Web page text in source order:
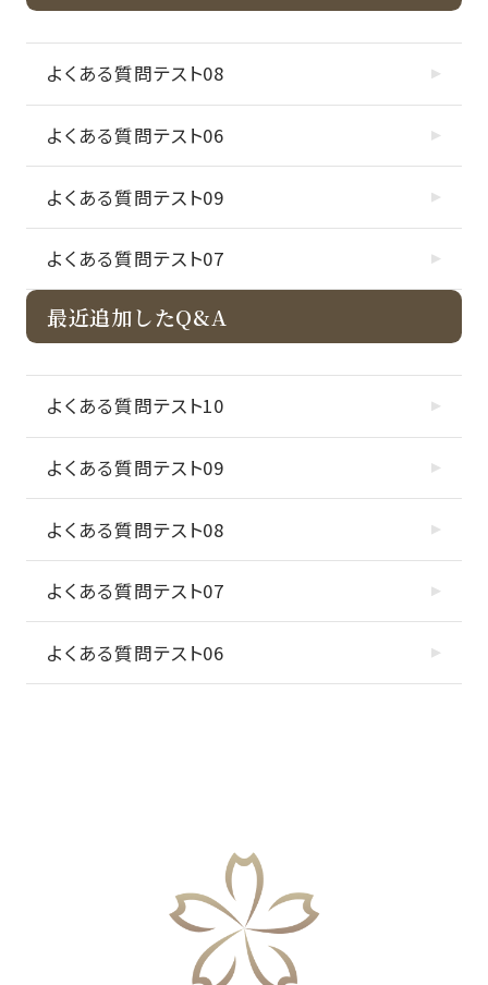
よくある質問テスト08
よくある質問テスト06
よくある質問テスト09
よくある質問テスト07
最近追加したQ&A
よくある質問テスト10
よくある質問テスト09
よくある質問テスト08
よくある質問テスト07
よくある質問テスト06